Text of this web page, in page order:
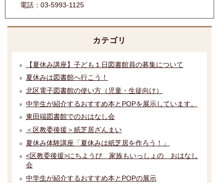
電話： 03-5993-1125
カテゴリ
【夏休み講座】子ども１日図書館員の募集について
夏休みは図書館へ行こう！
北区電子図書館の使い方（児童・生徒向け）
中学生が紹介するおすすめ本とPOPを展示しています。
東田端図書館でのおはなし会
＜区教委後援＞紙芝居ざんまい
夏休み体験講座「夏休みは紙芝居を作ろう！」
<区教委後援>にちようび 家族もいっしょの おはなし
会
中学生が紹介するおすすめ本とPOPの展示